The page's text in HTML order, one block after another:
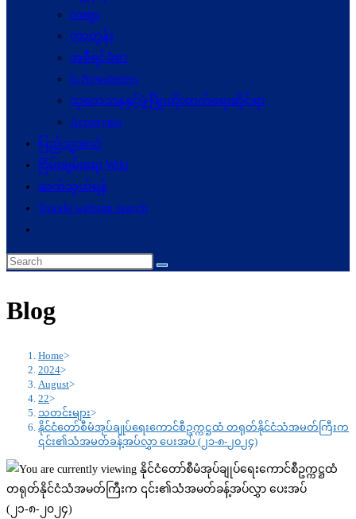
ကဗျာ
ကာတွန်း
အစီရင်ခံစာ
E-Newsletters
သုတေသနနှင့်ဖွံ့ဖြိုးတိုးတက်ရေးဆိုင်ရာ
Acronyms
ပြည်သူ့အသံ
ငြိမ်းချမ်းရေး Wiki
ဆက်သွယ်ရန်
Toggle website search
Blog
Home>
2024>
August>
22>
သတင်းများ>
နိုင်ငံတော်စီမံအုပ်ချုပ်ရေးကောင်စီဥက္ကဋ္ဌထံ တရုတ်နိုင်ငံသံအမတ်ကြီးက
၎င်း၏သံအမတ်ခန့်အပ်လွှာ ပေးအပ် (၂၁-၈-၂၀၂၄)